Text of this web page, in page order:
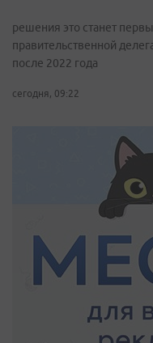
решения это станет
правительственной
после 2022 года
сегодня, 09:22